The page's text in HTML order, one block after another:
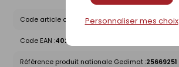
Personnaliser mes choix
Code article chez le fournisseur :11010618
Code EAN :4022436552027
Référence produit nationale Gedimat :25669251